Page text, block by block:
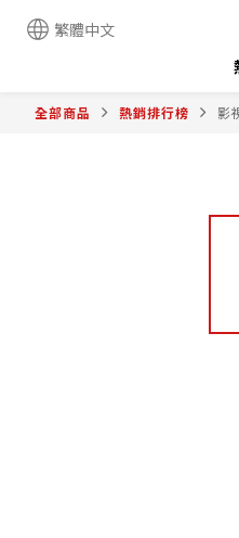
繁體中文
全部商品 熱銷排行榜 影